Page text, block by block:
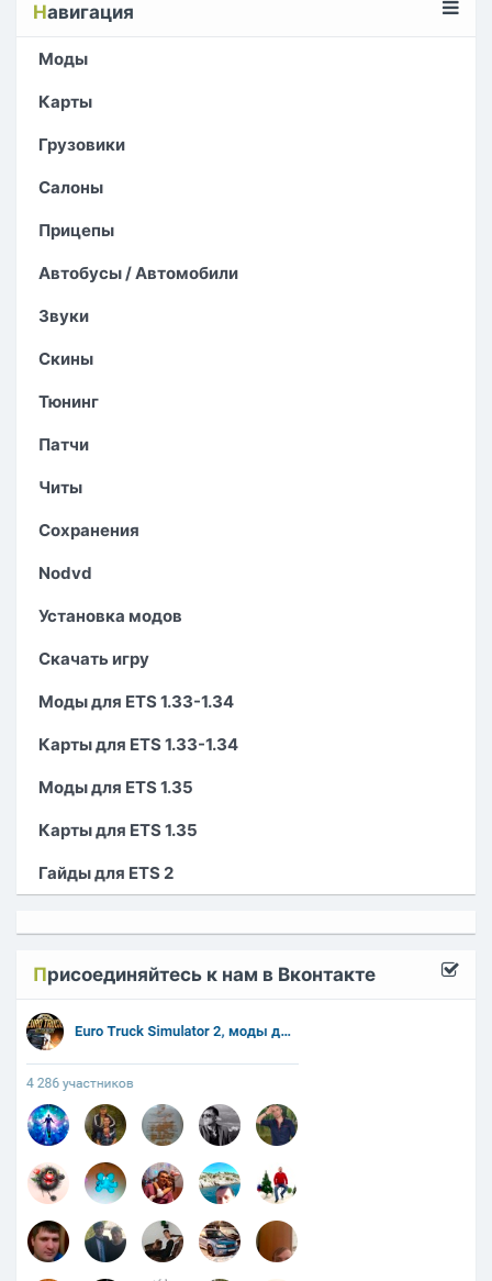
Навигация
Моды
Карты
Грузовики
Салоны
Прицепы
Автобусы / Автомобили
Звуки
Скины
Тюнинг
Патчи
Читы
Сохранения
Nodvd
Установка модов
Скачать игру
Моды для ETS 1.33-1.34
Карты для ETS 1.33-1.34
Моды для ETS 1.35
Карты для ETS 1.35
Гайды для ETS 2
Присоединяйтесь к нам в Вконтакте